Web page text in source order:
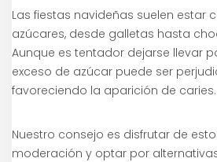
Las fiestas navideñas suelen estar
azúcares, desde galletas hasta
Aunque es tentador dejarse llevar
exceso de azúcar puede ser
favoreciendo la aparición de caries.
Nuestro consejo es disfrutar de
moderación y optar por